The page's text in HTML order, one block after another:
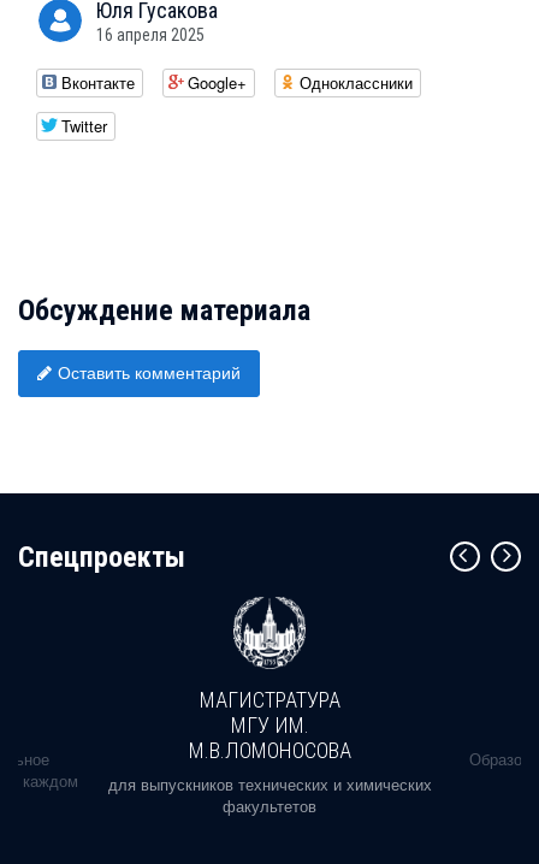
Юля Гусакова
16 апреля 2025
Вконтакте Google+
Одноклассники
Twitter
Обсуждение материала
Оставить комментарий
Cпецпроекты
в каждом
МАГИСТРАТУРА
МГУ ИМ.
М.В.ЛОМОНОСОВА
для выпускников технических и химических
факультетов